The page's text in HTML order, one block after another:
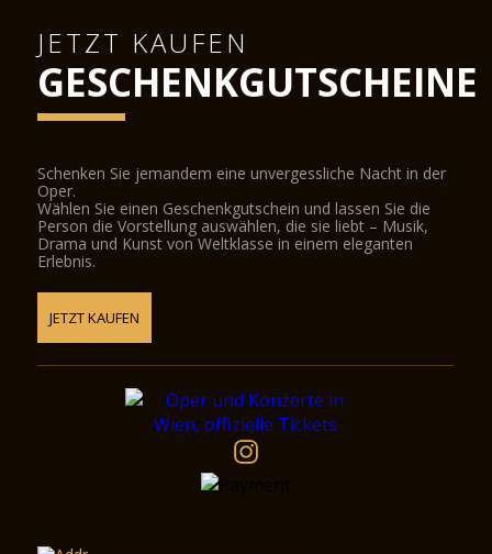
JETZT KAUFEN
GESCHENKGUTSCHEINE
Schenken Sie jemandem eine unvergessliche Nacht in der
Oper.
Wählen Sie einen Geschenkgutschein und lassen Sie die
Person die Vorstellung auswählen, die sie liebt – Musik,
Drama und Kunst von Weltklasse in einem eleganten
Erlebnis.
JETZT KAUFEN